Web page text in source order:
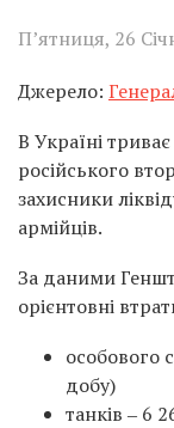
П’ятниця, 26
Джерело:
В Україні
російського
захисники
армійців.
За даними
орієнтовні
особового
добу)
танків ‒ 6